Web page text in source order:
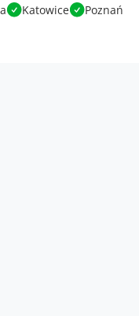
Katowice Poznań